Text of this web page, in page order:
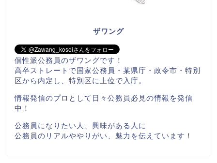
ザワング
個性派公務員のザワングです！
高卒ストレートで国家公務員・某県庁・政令市・特別
区から内定し、特別区に上位で入庁。
情報発信のプロとして日々公務員必見の情報を発信
中！
公務員になりたい人、興味がある人に
公務員のリアルややりがい、魅力を伝えています！